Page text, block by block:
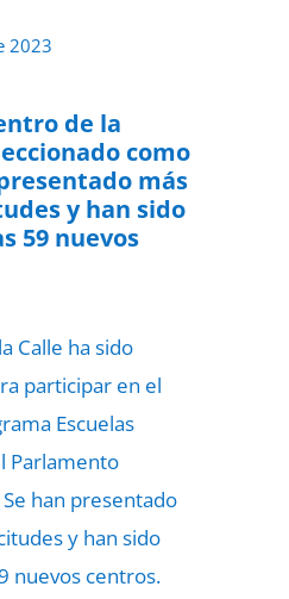
2023
de la
como
más
y han sido
59 nuevos
Calle ha sido
participar en el
Escuelas
Parlamento
Se han presentado
y han sido
nuevos centros.